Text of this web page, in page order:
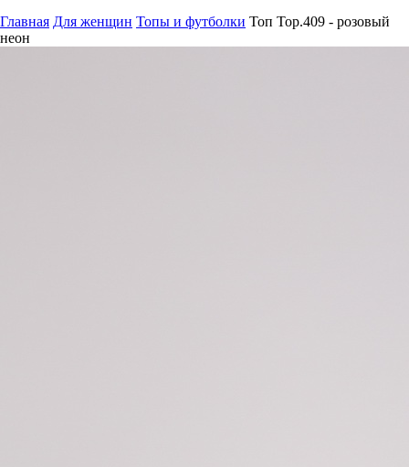
Главная Для женщин Топы и футболки Топ Top.409 - розовый
неон